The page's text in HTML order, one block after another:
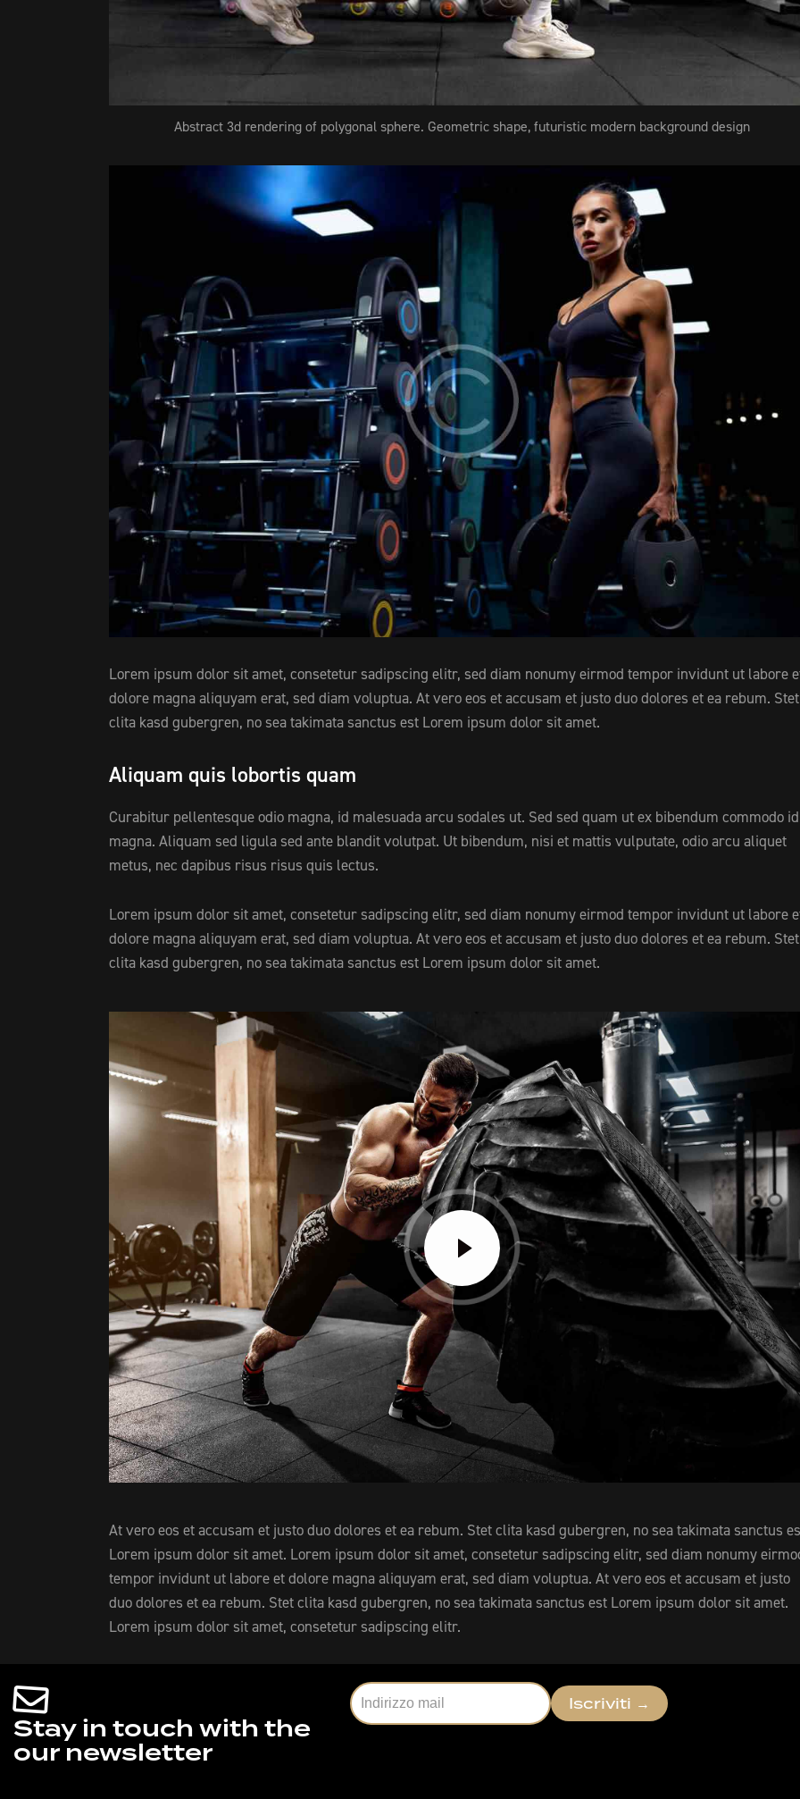
Abstract 3d rendering of polygonal sphere. Geometric shape, futuristic modern background design
Lorem ipsum dolor sit amet, consetetur sadipscing elitr, sed diam nonumy eirmod tempor invidunt ut labore
dolore magna aliquyam erat, sed diam voluptua. At vero eos et accusam et justo duo dolores et ea rebum. Stet
clita kasd gubergren, no sea takimata sanctus est Lorem ipsum dolor sit amet.
Aliquam quis lobortis quam
Curabitur pellentesque odio magna, id malesuada arcu sodales ut. Sed sed quam ut ex bibendum commodo
magna. Aliquam sed ligula sed ante blandit volutpat. Ut bibendum, nisi et mattis vulputate, odio arcu aliquet
metus, nec dapibus risus risus quis lectus.
Lorem ipsum dolor sit amet, consetetur sadipscing elitr, sed diam nonumy eirmod tempor invidunt ut labore
dolore magna aliquyam erat, sed diam voluptua. At vero eos et accusam et justo duo dolores et ea rebum. Stet
clita kasd gubergren, no sea takimata sanctus est Lorem ipsum dolor sit amet.
At vero eos et accusam et justo duo dolores et ea rebum. Stet clita kasd gubergren, no sea takimata sanctus
Lorem ipsum dolor sit amet. Lorem ipsum dolor sit amet, consetetur sadipscing elitr, sed diam nonumy
tempor invidunt ut labore et dolore magna aliquyam erat, sed diam voluptua. At vero eos et accusam et justo
duo dolores et ea rebum. Stet clita kasd gubergren, no sea takimata sanctus est Lorem ipsum dolor sit amet.
Lorem ipsum dolor sit amet, consetetur sadipscing elitr.
Stay in touch with the
our newsletter
Iscriviti →